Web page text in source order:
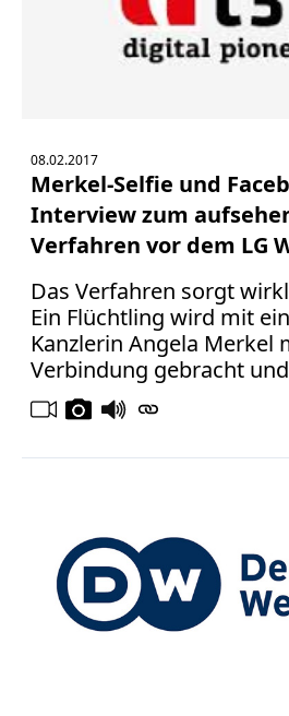
08.02.2017
Merkel-Selfie und
Interview zum
Verfahren vor dem LG
Das Verfahren sorgt
Ein Flüchtling wird mit
Kanzlerin Angela Merkel
Verbindung gebracht